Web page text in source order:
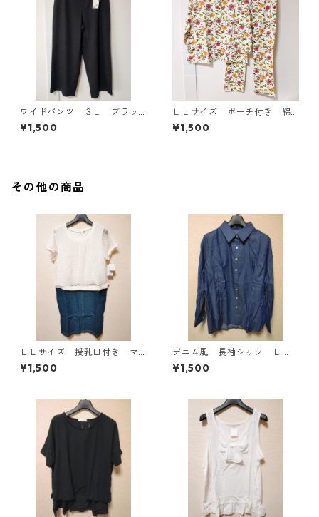
ワイドパンツ ３Ｌ ブラッ
ク KAE-4697
¥1,500
ＬＬサイズ ポーチ付き 綿
１００％ 花柄 トラベルパ
ジャマ ホワイト KAE-4578
¥1,500
その他の商品
ＬＬサイズ 授乳口付き マ
タニティ ドッキングワンピ
ース ホワイト×ブルー KAE
¥1,500
デニム風 長袖シャツ Ｌ
Ｌ ブルー KAE-4801
¥1,500